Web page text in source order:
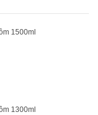
1500ml
1300ml